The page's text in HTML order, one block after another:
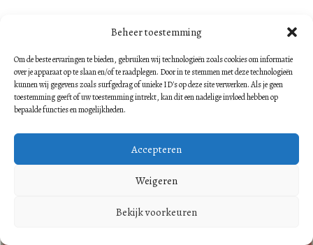
Beheer toestemming
Om de beste ervaringen te bieden, gebruiken wij technologieën zoals cookies om informatie
over je apparaat op te slaan en/of te raadplegen. Door in te stemmen met deze technologieën
kunnen wij gegevens zoals surfgedrag of unieke ID's op deze site verwerken. Als je geen
toestemming geeft of uw toestemming intrekt, kan dit een nadelige invloed hebben op
bepaalde functies en mogelijkheden.
Accepteren
Weigeren
Bekijk voorkeuren